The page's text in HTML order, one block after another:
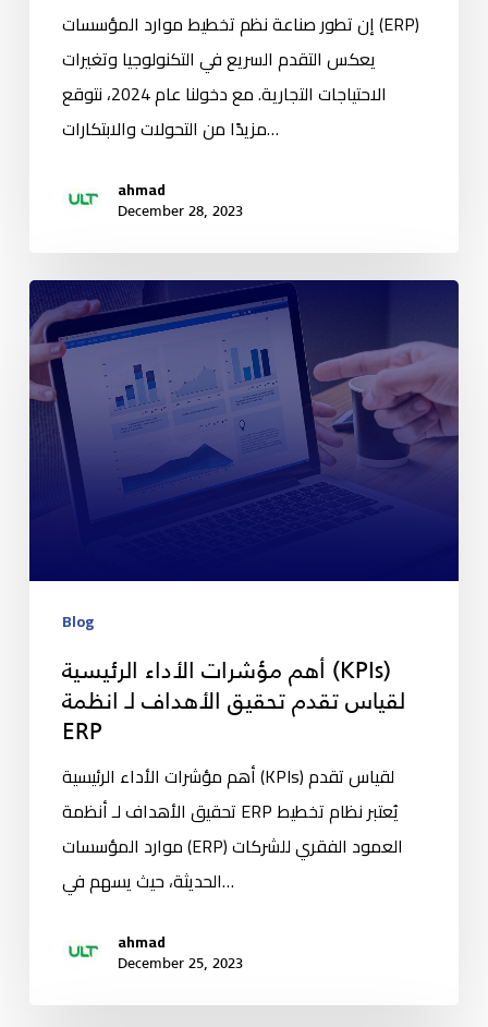
إن تطور صناعة نظم تخطيط موارد المؤسسات (ERP)
يعكس التقدم السريع في التكنولوجيا وتغيرات
الاحتياجات التجارية. مع دخولنا عام 2024، نتوقع
مزيدًا من التحولات والابتكارات…
ahmad
December 28, 2023
Blog
أهم مؤشرات الأداء الرئيسية (KPIs)
لقياس تقدم تحقيق الأهداف لـ انظمة
ERP
أهم مؤشرات الأداء الرئيسية (KPIs) لقياس تقدم
تحقيق الأهداف لـ أنظمة ERP يُعتبر نظام تخطيط
موارد المؤسسات (ERP) العمود الفقري للشركات
الحديثة، حيث يسهم في…
ahmad
December 25, 2023